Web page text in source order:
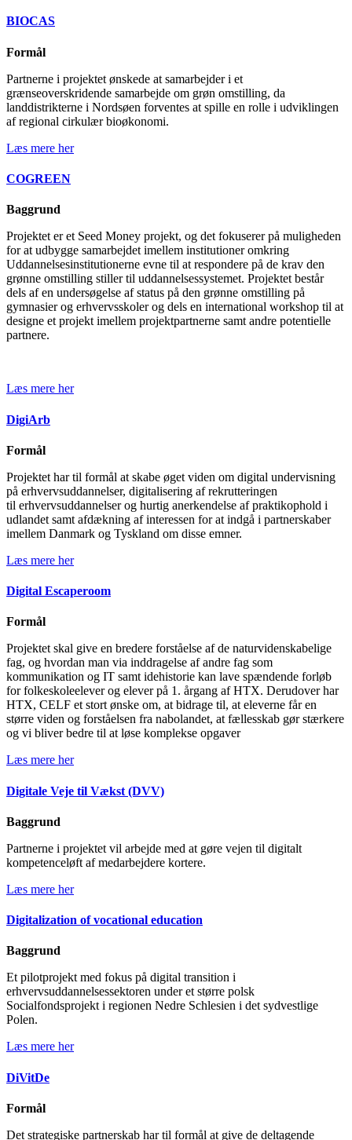
BIOCAS
Formål
Partnerne i projektet ønskede at samarbejder i et
grænseoverskridende samarbejde om grøn omstilling, da
landdistrikterne i Nordsøen forventes at spille en rolle i udviklingen
af regional cirkulær bioøkonomi.
Læs mere her
COGREEN
Baggrund
Projektet er et Seed Money projekt, og det fokuserer på muligheden
for at udbygge samarbejdet imellem institutioner omkring
Uddannelsesinstitutionerne evne til at respondere på de krav den
grønne omstilling stiller til uddannelsessystemet. Projektet består
dels af en undersøgelse af status på den grønne omstilling på
gymnasier og erhvervsskoler og dels en international workshop til at
designe et projekt imellem projektpartnerne samt andre potentielle
partnere.
Læs mere her
DigiArb
Formål
Projektet har til formål at skabe øget viden om digital undervisning
på erhvervsuddannelser, digitalisering af rekrutteringen
til erhvervsuddannelser og hurtig anerkendelse af praktikophold i
udlandet samt afdækning af interessen for at indgå i partnerskaber
imellem Danmark og Tyskland om disse emner.​
Læs mere her
Digital Escaperoom
Formål
Projektet skal give en bredere forståelse af de naturvidenskabelige
fag, og hvordan man via inddragelse af andre fag som
kommunikation og IT samt idehistorie kan lave spændende forløb
for folkeskoleelever og elever på 1. årgang af HTX. Derudover har
HTX, CELF et stort ønske om, at bidrage til, at eleverne får en
større viden og forståelsen fra nabolandet, at fællesskab gør stærkere
og vi bliver bedre til at løse komplekse opgaver
Læs mere her
Digitale Veje til Vækst (DVV)
Baggrund
Partnerne i projektet vil arbejde med at gøre vejen til digitalt
kompetenceløft af medarbejdere kortere.
Læs mere her
Digitalization of vocational education
Baggrund
Et pilotprojekt med fokus på digital transition i
erhvervsuddannelsessektoren under et større polsk
Socialfondsprojekt i regionen Nedre Schlesien i det sydvestlige
Polen.
Læs mere her
DiVitDe
Formål
Det strategiske partnerskab har til formål at give de deltagende